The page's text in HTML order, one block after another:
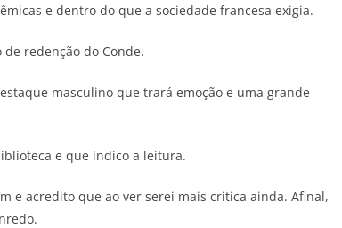
e dentro do que a sociedade francesa exigia.
redenção do Conde.
masculino que trará emoção e uma grande
e que indico a leitura.
e acredito que ao ver serei mais critica ainda. Afinal,